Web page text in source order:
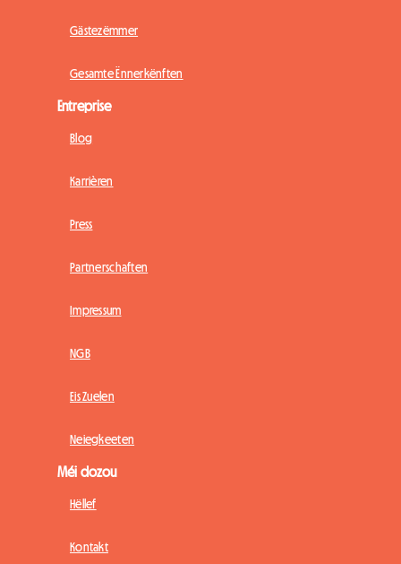
Gästezëmmer
Gesamte Ënnerkënften
Entreprise
Blog
Karrièren
Press
Partnerschaften
Impressum
NGB
Eis Zuelen
Neiegkeeten
Méi dozou
Hëllef
Kontakt